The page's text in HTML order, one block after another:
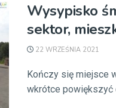
Wysypisko
sektor,
22 WRZEŚNIA 2021
Kończy się miejsce
wkrótce powiększyć